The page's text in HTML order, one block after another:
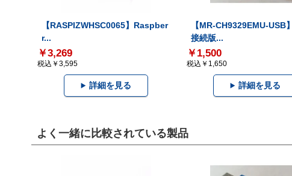
【RASPIZWHSC0065】Raspber
r...
￥3,269
税込￥3,595
詳細を見る
【MR-CH9329EMU-USB
接続版...
￥1,500
税込￥1,650
詳細を見る
よく一緒に比較されている製品